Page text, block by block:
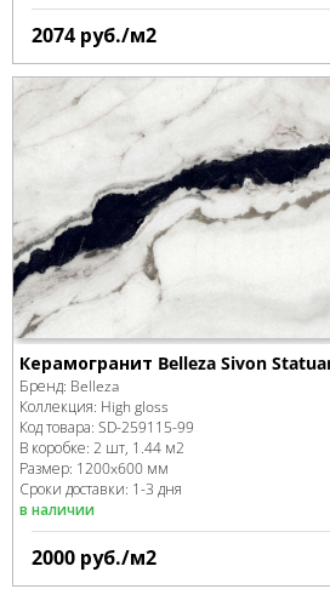
2074 руб./м2
Керамогранит Belleza Sivon
Бренд: Belleza
Коллекция: High gloss
Код товара: SD-259115-99
В коробке: 2 шт, 1.44 м2
Размер: 1200x600 мм
Сроки доставки: 1-3 дня
в наличии
2000 руб./м2